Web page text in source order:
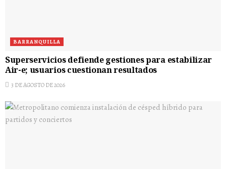
BARRANQUILLA
Superservicios defiende gestiones para estabilizar
Air-e; usuarios cuestionan resultados
3 DE AGOSTO DE 2026